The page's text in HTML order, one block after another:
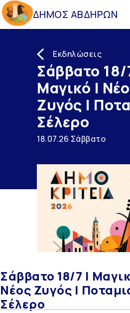
ΔΗΜΟΣ ΑΒΔΗΡΩΝ
Εκδηλώσεις
Σάββατο 18/
Μαγικό |
Ζυγός |
Σέλερο
18.07.26 Σάββατο
Σάββατο 18/7 |
Νέος Ζυγός |
Σέλερο